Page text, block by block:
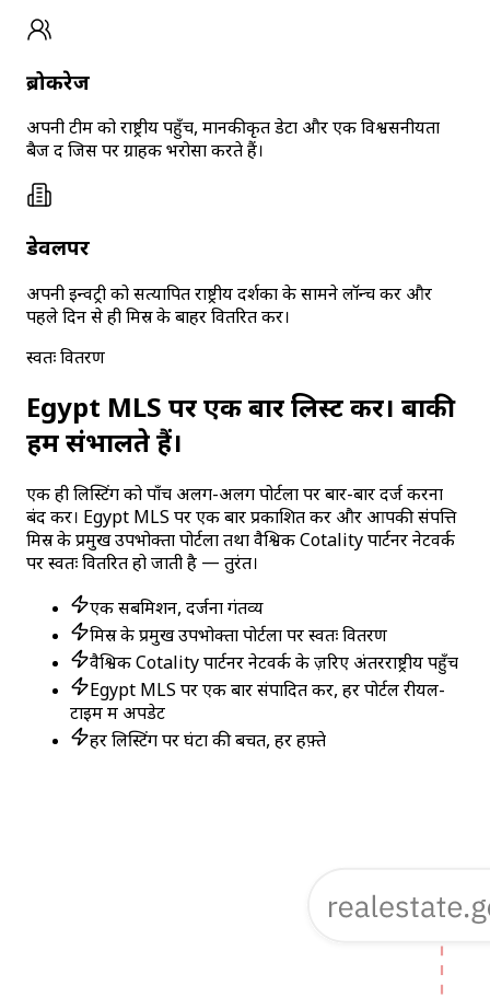
ब्रोकरेज
अपनी टीम को राष्ट्रीय पहुँच, मानकीकृत डेटा और एक विश्वसनीयता
बैज दें जिस पर ग्राहक भरोसा करते हैं।
डेवलपर
अपनी इन्वेंट्री को सत्यापित राष्ट्रीय दर्शकों के सामने लॉन्च करें और
पहले दिन से ही मिस्र के बाहर वितरित करें।
स्वतः वितरण
Egypt MLS पर एक बार लिस्ट करें। बाकी
हम संभालते हैं।
एक ही लिस्टिंग को पाँच अलग-अलग पोर्टलों पर बार-बार दर्ज करना
बंद करें। Egypt MLS पर एक बार प्रकाशित करें और आपकी संपत्ति
मिस्र के प्रमुख उपभोक्ता पोर्टलों तथा वैश्विक Cotality पार्टनर नेटवर्क
पर स्वतः वितरित हो जाती है — तुरंत।
एक सबमिशन, दर्जनों गंतव्य
मिस्र के प्रमुख उपभोक्ता पोर्टलों पर स्वतः वितरण
वैश्विक Cotality पार्टनर नेटवर्क के ज़रिए अंतरराष्ट्रीय पहुँच
Egypt MLS पर एक बार संपादित करें, हर पोर्टल रीयल-
टाइम में अपडेट
हर लिस्टिंग पर घंटों की बचत, हर हफ़्ते